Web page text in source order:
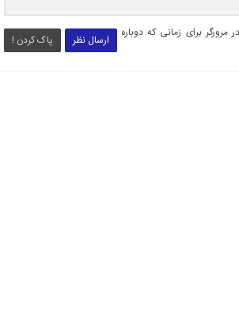
ارسال نظر پاک کردن !
برای زمانی که دوباره